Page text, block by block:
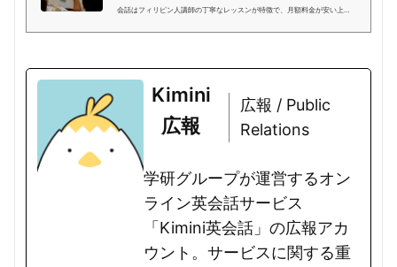
会話はフィリピン人講師の丁寧なレッスンが特徴で、月額料金が安い上、1
Kimini
広報
広報 / Public
Relations
学研グループが運営するオン
ライン英会話サービス
「Kimini英会話」の広報アカ
ウント。サービスに関する重